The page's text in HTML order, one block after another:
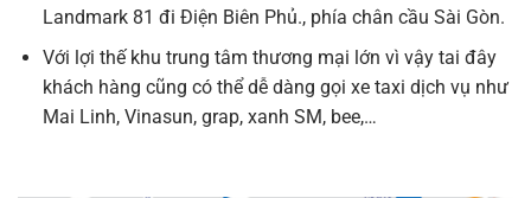
Landmark 81 đi Điện Biên Phủ., phía chân cầu Sài Gòn.
Với lợi thế khu trung tâm thương mại lớn vì vậy tai đây
khách hàng cũng có thể dễ dàng gọi xe taxi dịch vụ như
Mai Linh, Vinasun, grap, xanh SM, bee,…